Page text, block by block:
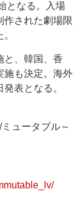
となる。入場
作された劇場限
、韓国、香
施も決定。海外
表となる。
ュータブル～